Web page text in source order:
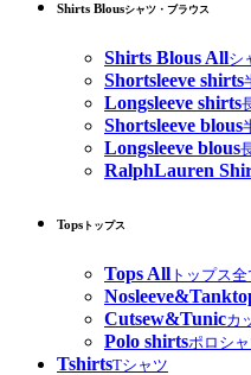
Shirts Blousシャツ・ブラウス
Shirts Blous Allシ
Shortsleeve shirts
Longsleeve shirts
Shortsleeve blous
Longsleeve blous
RalphLauren
Tops トップス
Tops All トップス全
Cutsew&Tunicカ
Polo shirtsポロシ
TshirtsTシャツ